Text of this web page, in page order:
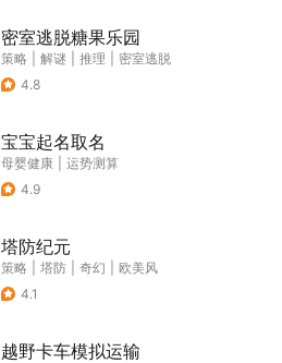
密室逃脱糖果乐园
策略 解谜 推理
密室逃脱
4.8
宝宝起名取名
母婴健康
运势测算
4.9
塔防纪元
策略 塔防 奇幻
欧美风
4.1
越野卡车模拟运输